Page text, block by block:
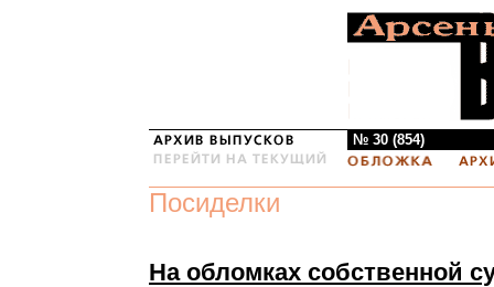
№ 30 (854)
Посиделки
На обломках собственной